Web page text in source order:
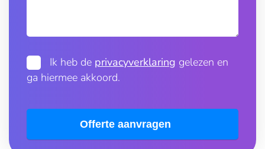
Ik heb de privacyverklaring gelezen en
ga hiermee akkoord.
Offerte aanvragen